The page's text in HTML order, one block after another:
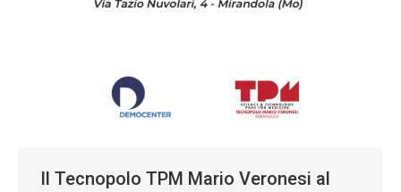
Il Tecnopolo TPM Mario Veronesi al